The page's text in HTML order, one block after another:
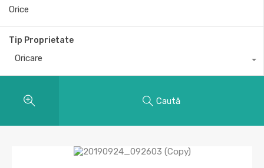
Tip Proprietate
Oricare
Caută